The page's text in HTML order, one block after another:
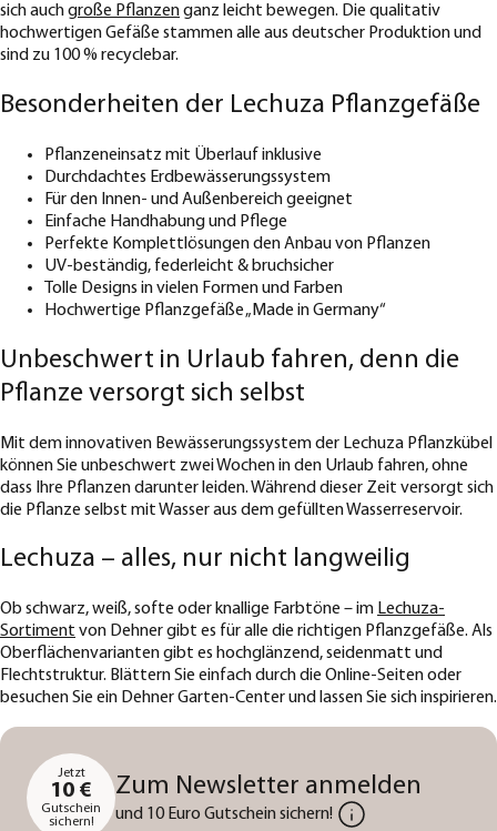
sich auchgroße Pflanzenganz leicht bewegen. Die qualitativ
hochwertigen Gefäße stammen alle aus deutscher Produktion und
sind zu 100 % recyclebar.
Besonderheiten der Lechuza Pflanzgefäße
Pflanzeneinsatz mit Überlauf inklusive
Durchdachtes Erdbewässerungssystem
Für den Innen- und Außenbereich geeignet
Einfache Handhabung und Pflege
Perfekte Komplettlösungen den Anbau von Pflanzen
UV-beständig, federleicht & bruchsicher
Tolle Designs in vielen Formen und Farben
Hochwertige Pflanzgefäße „Made in Germany“
Unbeschwert in Urlaub fahren, denn die
Pflanze versorgt sich selbst
Mit dem innovativen Bewässerungssystem der Lechuza Pflanzkübel
können Sie unbeschwert zwei Wochen in den Urlaub fahren, ohne
dass Ihre Pflanzen darunter leiden. Während dieser Zeit versorgt sich
die Pflanze selbst mit Wasser aus dem gefüllten Wasserreservoir.
Lechuza – alles, nur nicht langweilig
Ob schwarz, weiß, softe oder knallige Farbtöne – im Lechuza-
Sortiment von Dehner gibt es für alle die richtigen Pflanzgefäße. Als
Oberflächenvarianten gibt es hochglänzend, seidenmatt und
Flechtstruktur. Blättern Sie einfach durch die Online-Seiten oder
besuchen Sie ein Dehner Garten-Center und lassen Sie sich inspirieren.
Jetzt
10 €
Gutschein
sichern!
Zum Newsletter anmelden
und 10 Euro Gutschein sichern!